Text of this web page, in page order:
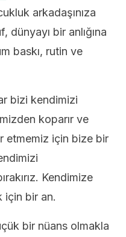
arkadaşınıza
dünyayı bir anlığına
baskı, rutin ve
bizi kendimizi
koparır ve
etmemiz için bize bir
Kendimize
için bir an.
bir nüans olmakla